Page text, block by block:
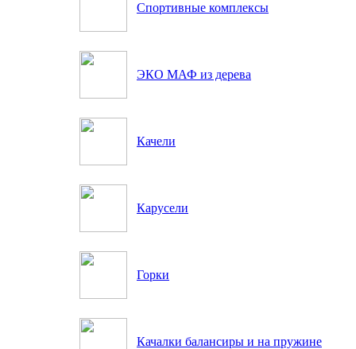
Спортивные комплексы
ЭКО МАФ из дерева
Качели
Карусели
Горки
Качалки балансиры и на пружине